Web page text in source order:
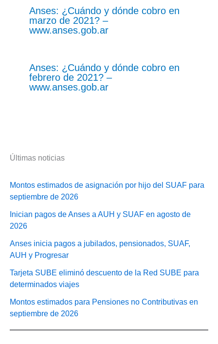
Anses: ¿Cuándo y dónde cobro en
marzo de 2021? –
www.anses.gob.ar
Anses: ¿Cuándo y dónde cobro en
febrero de 2021? –
www.anses.gob.ar
Últimas noticias
Montos estimados de asignación por hijo del SUAF para
septiembre de 2026
Inician pagos de Anses a AUH y SUAF en agosto de
2026
Anses inicia pagos a jubilados, pensionados, SUAF,
AUH y Progresar
Tarjeta SUBE eliminó descuento de la Red SUBE para
determinados viajes
Montos estimados para Pensiones no Contributivas en
septiembre de 2026